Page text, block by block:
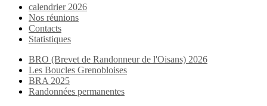
calendrier 2026
Nos réunions
Contacts
Statistiques
BRO (Brevet de Randonneur de l'Oisans) 2026
Les Boucles Grenobloises
BRA 2025
Randonnées permanentes